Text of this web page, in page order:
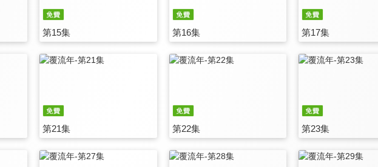
第15集 第16集 第17集
第21集 第22集 第23集